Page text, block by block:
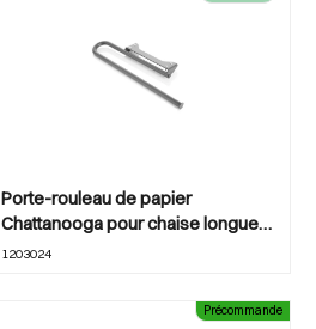
Porte-rouleau de papier
Chattanooga pour chaise longue
Montane
1203024
Précommande